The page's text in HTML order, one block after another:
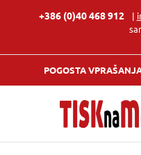
+386 (0)40 468 912 |
POGOSTA